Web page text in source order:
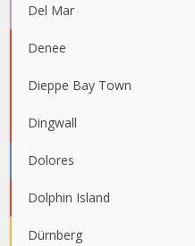
Del Mar
Denee
Dieppe Bay Town
Dingwall
Dolores
Dolphin Island
Dürnberg